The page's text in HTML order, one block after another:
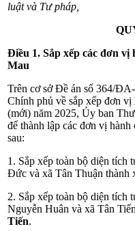
luật và Tư pháp,
Điều 1. Sắp xếp các đơn vị
Mau
Trên cơ sở Đề án số 364/
Chính phủ về sắp xếp đơn
(mới) năm 2025, Ủy ban
để thành lập các đơn vị
sau:
1. Sắp xếp toàn bộ diện tích
Đức và xã Tân Thuận thành
2. Sắp xếp toàn bộ diện tích
Nguyễn Huân và xã Tân
Tiến.